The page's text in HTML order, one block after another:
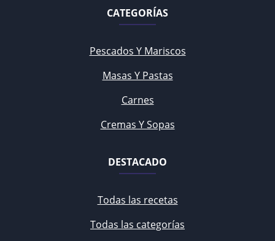
CATEGORÍAS
Pescados Y Mariscos
Masas Y Pastas
Carnes
Cremas Y Sopas
DESTACADO
Todas las recetas
Todas las categorías